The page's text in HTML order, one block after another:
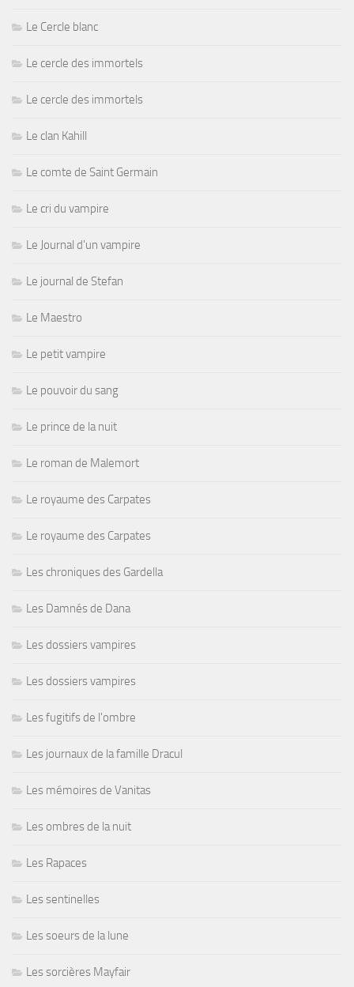
Le Cercle blanc
Le cercle des immortels
Le cercle des immortels
Le clan Kahill
Le comte de Saint Germain
Le cri du vampire
Le Journal d'un vampire
Le journal de Stefan
Le Maestro
Le petit vampire
Le pouvoir du sang
Le prince de la nuit
Le roman de Malemort
Le royaume des Carpates
Le royaume des Carpates
Les chroniques des Gardella
Les Damnés de Dana
Les dossiers vampires
Les dossiers vampires
Les fugitifs de l'ombre
Les journaux de la famille Dracul
Les mémoires de Vanitas
Les ombres de la nuit
Les Rapaces
Les sentinelles
Les soeurs de la lune
Les sorcières Mayfair